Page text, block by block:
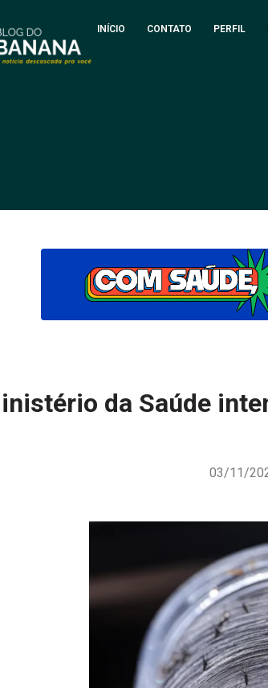
INÍCIO CONTATO PERFIL
da Saúde
03/11/